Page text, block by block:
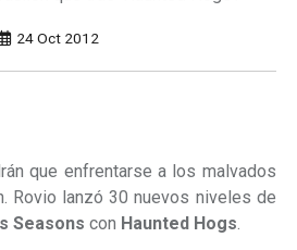
24 Oct 2012
que enfrentarse a los malvados
Rovio lanzó 30 nuevos niveles de
Seasons con Haunted Hogs.